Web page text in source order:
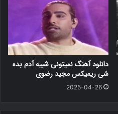
دانلود آهنگ نمیتونی شبیه آدم بده
شی ریمیکس مجید رضوی
2025-04-26